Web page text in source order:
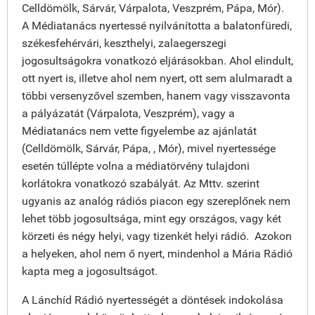
Celldömölk, Sárvár, Várpalota, Veszprém, Pápa, Mór).
A Médiatanács nyertessé nyilvánította a balatonfüredi,
székesfehérvári, keszthelyi, zalaegerszegi
jogosultságokra vonatkozó eljárásokban. Ahol elindult,
ott nyert is, illetve ahol nem nyert, ott sem alulmaradt a
többi versenyzővel szemben, hanem vagy visszavonta
a pályázatát (Várpalota, Veszprém), vagy a
Médiatanács nem vette figyelembe az ajánlatát
(Celldömölk, Sárvár, Pápa, , Mór), mivel nyertessége
esetén túllépte volna a médiatörvény tulajdoni
korlátokra vonatkozó szabályát. Az Mttv. szerint
ugyanis az analóg rádiós piacon egy szereplőnek nem
lehet több jogosultsága, mint egy országos, vagy két
körzeti és négy helyi, vagy tizenkét helyi rádió. Azokon
a helyeken, ahol nem ő nyert, mindenhol a Mária Rádió
kapta meg a jogosultságot.
A Lánchíd Rádió nyertességét a döntések indokolása